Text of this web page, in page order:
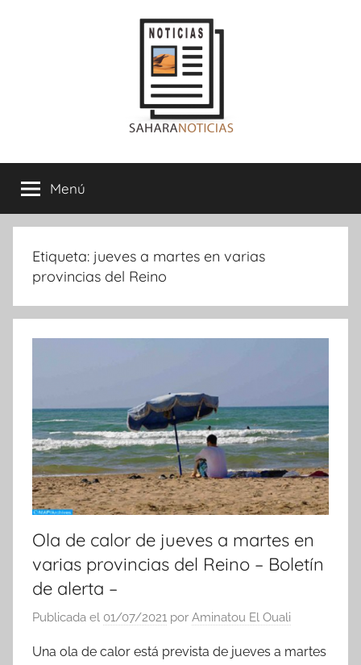
Sahara
Noticias
Menú
Etiqueta: jueves a martes en varias
provincias del Reino
Ola de calor de jueves a martes en
varias provincias del Reino – Boletín
de alerta –
Publicada el 01/07/2021 por Aminatou El Ouali
Una ola de calor está prevista de jueves a martes